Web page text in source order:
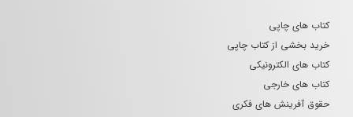
کتاب های چاپی
خرید بخشی از کتاب چاپی
کتاب های الکترونیکی
کتاب های خارجی
حقوق آفرینش های فکری